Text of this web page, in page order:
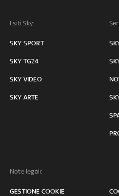
I siti Sky:
SKY SPORT
SKY TG24
SKY VIDEO
SKY ARTE
Note legali:
GESTIONE COOKIE